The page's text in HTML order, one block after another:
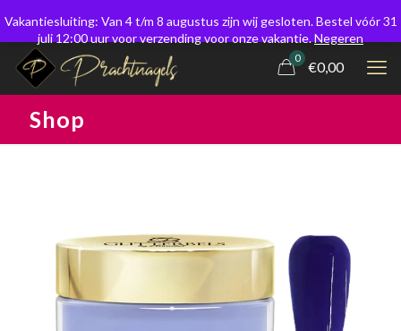
0
€0,00
Shop
Vakantiesluiting: Van 4 t/m 8 augustus zijn wij gesloten. Bestel vóór 31
juli 12:00 uur voor verzending voor onze vakantie.Negeren